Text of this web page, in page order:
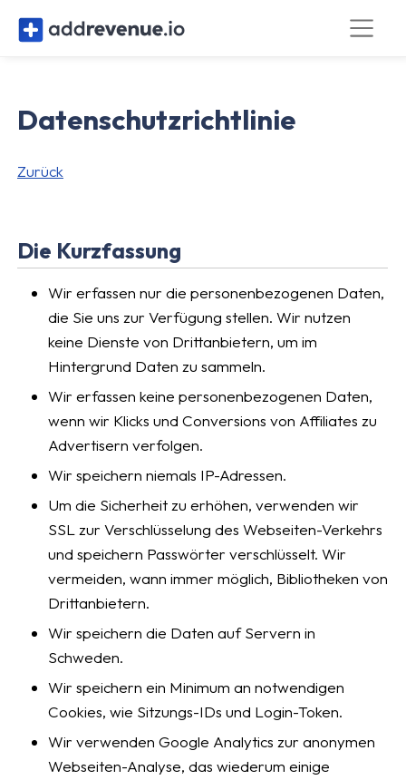
Datenschutzrichtlinie
Zurück
Die Kurzfassung
Wir erfassen nur die personenbezogenen Daten,
die Sie uns zur Verfügung stellen. Wir nutzen
keine Dienste von Drittanbietern, um im
Hintergrund Daten zu sammeln.
Wir erfassen keine personenbezogenen Daten,
wenn wir Klicks und Conversions von Affiliates zu
Advertisern verfolgen.
Wir speichern niemals IP-Adressen.
Um die Sicherheit zu erhöhen, verwenden wir
SSL zur Verschlüsselung des Webseiten-Verkehrs
und speichern Passwörter verschlüsselt. Wir
vermeiden, wann immer möglich, Bibliotheken von
Drittanbietern.
Wir speichern die Daten auf Servern in
Schweden.
Wir speichern ein Minimum an notwendigen
Cookies, wie Sitzungs-IDs und Login-Token.
Wir verwenden Google Analytics zur anonymen
Webseiten-Analyse, das wiederum einige